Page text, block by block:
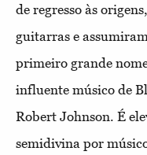
de regresso às
guitarras e
primeiro grande
influente músico de
Robert Johnson. É
semidivina por